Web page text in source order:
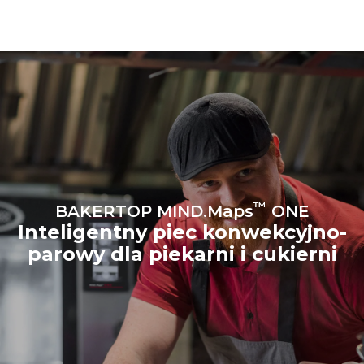
odnawialnych.Greenhouse
Gas Protocol
Oszacowanie obliczone przy
8 średnich porcji rogalików
Oszacowanie obliczone przy
założeniu następujących
cotygodniowych programów
mycia(42 tygodnie/rok):
1 krótkie mycie
BAKERTOP MIND.Maps™ONE
Inteligentny piec konwekcyjno-
parowy dla piekarni i cukierni